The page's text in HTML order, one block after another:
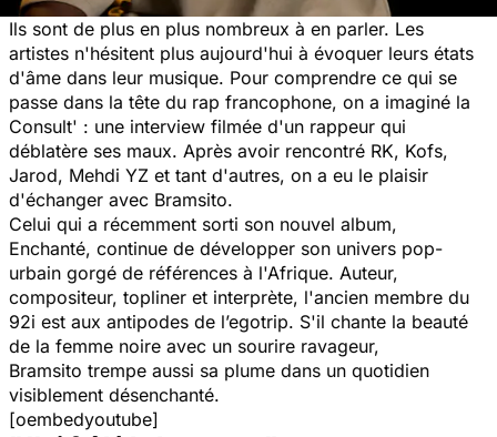
Ils sont de plus en plus nombreux à en parler. Les
artistes n'hésitent plus aujourd'hui à évoquer leurs états
d'âme dans leur musique. Pour comprendre ce qui se
passe dans la tête du rap francophone, on a imaginé la
Consult' : une interview filmée d'un rappeur qui
déblatère ses maux. Après avoir rencontré RK, Kofs,
Jarod, Mehdi YZ et tant d'autres, on a eu le plaisir
d'échanger avec Bramsito.
Celui qui a récemment sorti son nouvel album,
Enchanté, continue de développer son univers pop-
urbain gorgé de références à l'Afrique. Auteur,
compositeur, topliner et interprète, l'ancien membre du
92i est aux antipodes de l’egotrip. S'il chante la beauté
de la femme noire avec un sourire ravageur,
Bramsito trempe aussi sa plume dans un quotidien
visiblement désenchanté.
[oembedyoutube]